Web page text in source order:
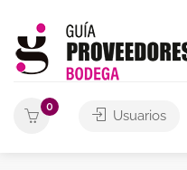
0
Usuarios